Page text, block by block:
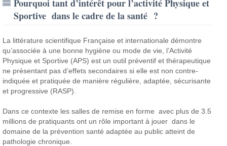
Pourquoi tant d’intérêt pour l’activité Physique et
Sportive dans le cadre de la santé ?
La littérature scientifique Française et internationale démontre
qu’associée à une bonne hygiène ou mode de vie, l’Activité
Physique et Sportive (APS) est un outil préventif et thérapeutique
ne présentant pas d’effets secondaires si elle est non contre-
indiquée et pratiquée de manière régulière, adaptée, sécurisante
et progressive (RASP).
Dans ce contexte les salles de remise en forme avec plus de 3.5
millions de pratiquants ont un rôle important à jouer dans le
domaine de la prévention santé adaptée au public atteint de
pathologie chronique.